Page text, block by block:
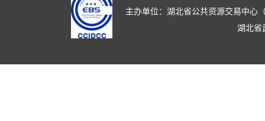
主办单位：湖北省公共资源交易中心
湖北省